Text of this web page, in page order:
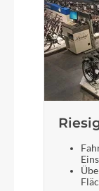
Leichte,